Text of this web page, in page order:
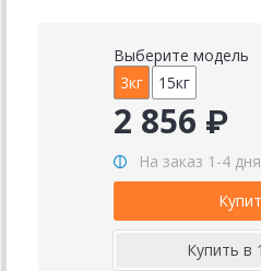
Выберите модель
3кг
15кг
2 856 ₽
На заказ 1-4 дня